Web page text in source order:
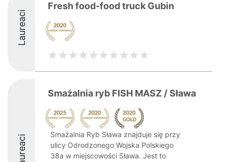
Laureaci
Fresh food-food truck Gubin
Laureaci
Smażalnia ryb FISH MASZ / Sława
Smażalnia Ryb Sława znajduje się przy
ulicy Odrodzonego Wojska Polskiego
38a w miejscowości Sława. Jest to